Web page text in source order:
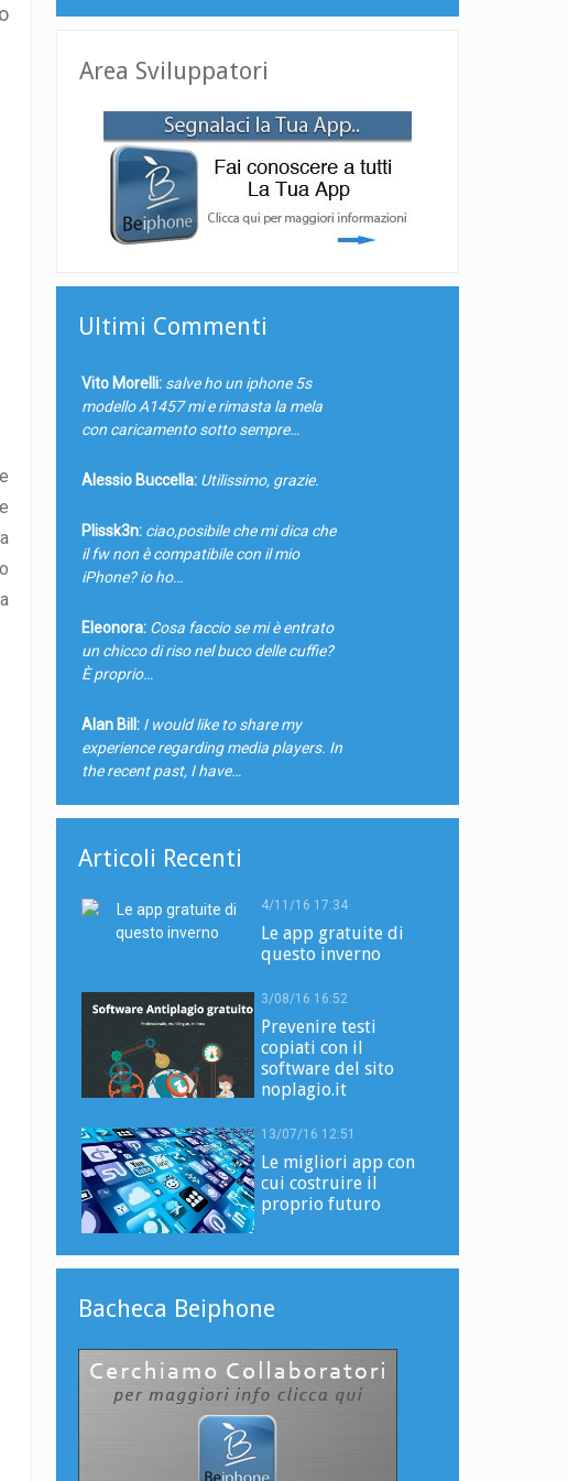
Area Sviluppatori
Ultimi Commenti
Vito Morelli: salve ho un iphone 5s
modello A1457 mi e rimasta la mela
con caricamento sotto sempre…
Alessio Buccella: Utilissimo, grazie.
Plissk3n: ciao,posibile che mi dica che
il fw non è compatibile con il mio
iPhone? io ho…
Eleonora: Cosa faccio se mi è entrato
un chicco di riso nel buco delle cuffie?
È proprio…
Alan Bill: I would like to share my
experience regarding media players. In
the recent past, I have…
Articoli Recenti
4/11/16 17:34
Le app gratuite di
questo inverno
3/08/16 16:52
Prevenire testi
copiati con il
software del sito
noplagio.it
13/07/16 12:51
Le migliori app con
cui costruire il
proprio futuro
Bacheca Beiphone